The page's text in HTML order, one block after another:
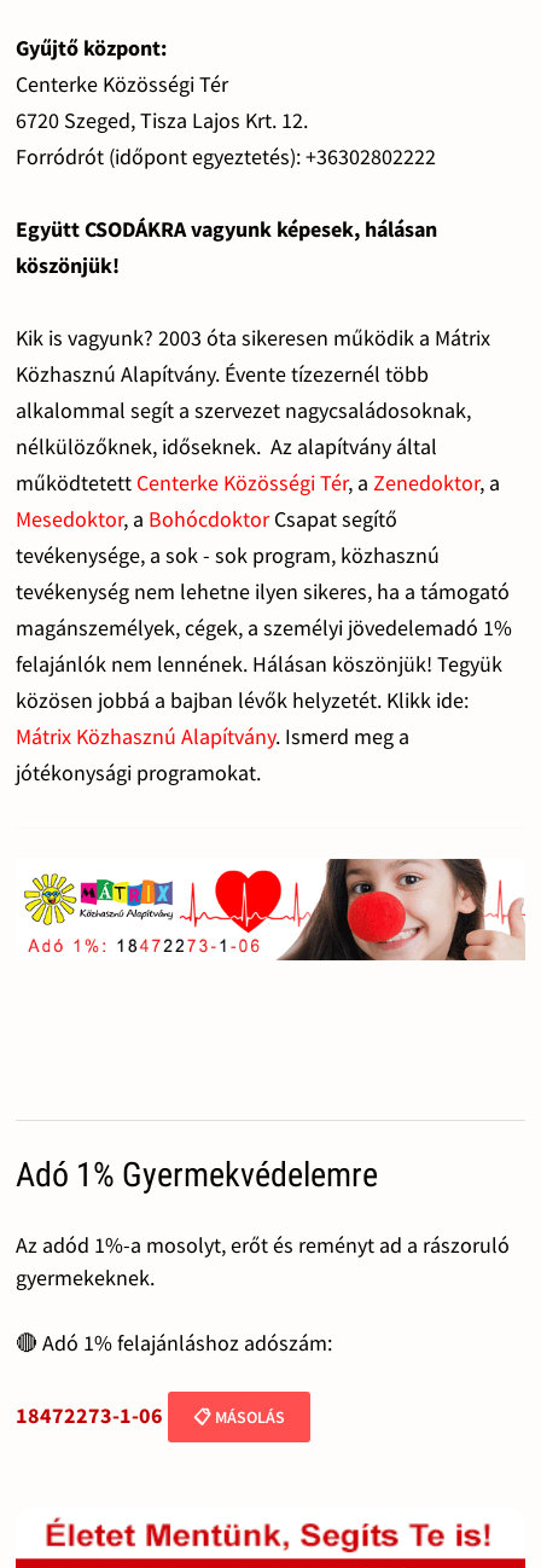
Gyűjtő központ:
Centerke Közösségi Tér
6720 Szeged, Tisza Lajos Krt. 12.
Forródrót (időpont egyeztetés): +36302802222
Együtt CSODÁKRA vagyunk képesek, hálásan
köszönjük!
Kik is vagyunk? 2003 óta sikeresen működik a Mátrix
Közhasznú Alapítvány. Évente tízezernél több
alkalommal segít a szervezet nagycsaládosoknak,
nélkülözőknek, időseknek. Az alapítvány által
működtetett Centerke Közösségi Tér, a Zenedoktor, a
Mesedoktor, a BohócdoktorCsapat segítő
tevékenysége, a sok - sok program, közhasznú
tevékenység nem lehetne ilyen sikeres, ha a támogató
magánszemélyek, cégek, a személyi jövedelemadó 1%
felajánlók nem lennének. Hálásan köszönjük! Tegyük
közösen jobbá a bajban lévők helyzetét. Klikk ide:
Mátrix Közhasznú Alapítvány. Ismerd meg a
jótékonysági programokat.
Adó 1% Gyermekvédelemre
Az adód 1%-a mosolyt, erőt és reményt ad a rászoruló
gyermekeknek.
🔴 Adó 1% felajánláshoz adószám:
18472273-1-06 📋 MÁSOLÁS